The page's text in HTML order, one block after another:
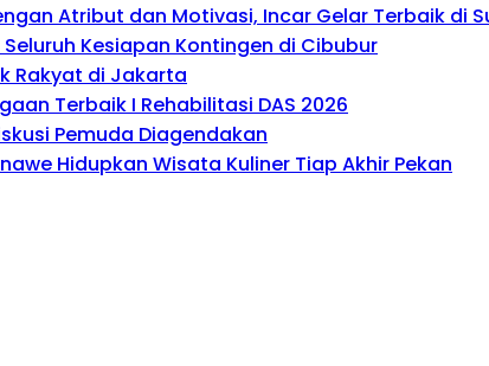
Atribut dan Motivasi, Incar Gelar Terbaik di
Kesiapan Kontingen di Cibubur
Rakyat di Jakarta
Terbaik I Rehabilitasi DAS 2026
Pemuda Diagendakan
Hidupkan Wisata Kuliner Tiap Akhir Pekan